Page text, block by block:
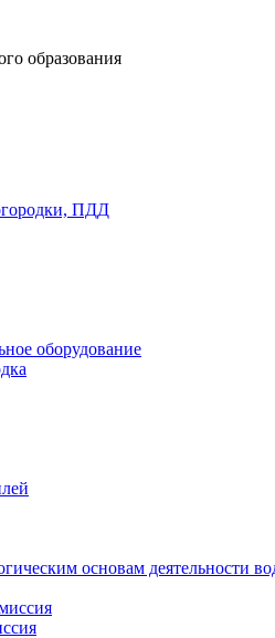
образования
ПДД
оборудование
основам деятельности